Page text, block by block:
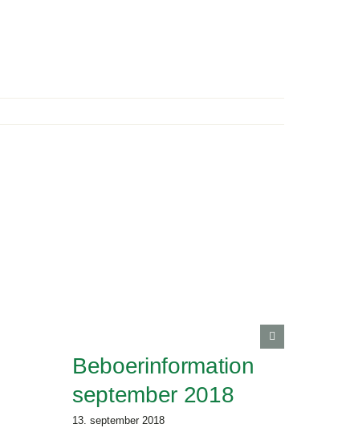
Beboerinformation
september 2018
13. september 2018